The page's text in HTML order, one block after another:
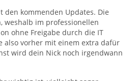
den kommenden Updates. Die
weshalb im professionellen
ohne Freigabe durch die IT
also vorher mit einem extra dafür
wird dein Nick noch irgendwann